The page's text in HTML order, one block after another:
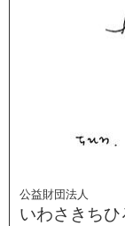
公益財団法人
いわさきち